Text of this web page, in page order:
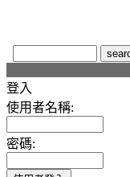
登入
使用者名稱:
密碼: